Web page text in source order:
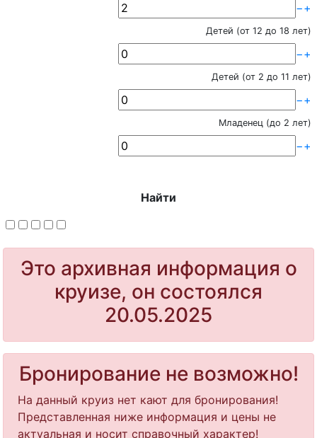
−+
Детей (от 12 до 18 лет)
−+
Детей (от 2 до 11 лет)
−+
Младенец (до 2 лет)
−+
Найти
Это архивная информация о
круизе, он состоялся
20.05.2025
Бронирование не возможно!
На данный круиз нет кают для бронирования!
Представленная ниже информация и цены не
актуальная и носит справочный характер!